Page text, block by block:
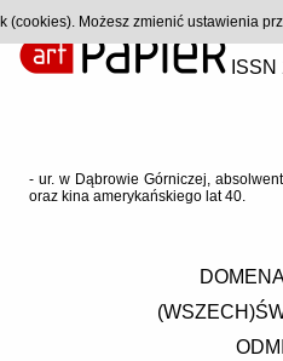
- ur. w Dąbrowie Górniczej,
oraz kina amerykańskiego lat 40.
(cookies). Możesz zmienić ustawienia